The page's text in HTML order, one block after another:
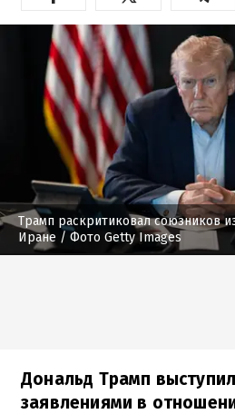
Трамп раскритиковал союзников
Иране / Фото Getty Images
Дональд Трамп
заявлениями в